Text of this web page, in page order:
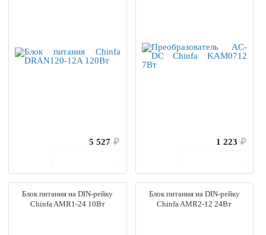
5 527 ₽
1 223 ₽
Блок питания на DIN-рейку
Chinfa AMR1-24 10Вт
Блок питания на DIN-рейку
Chinfa AMR2-12 24Вт